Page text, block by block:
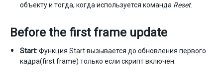
объекту и тогда, когда используется команда Reset.
Before the first frame update
Start:Функция Start вызывается до обновления первого
кадра(first frame) только если скрипт включен.